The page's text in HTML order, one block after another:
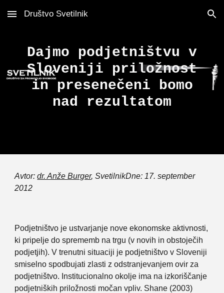
Skip to main content Skip to navigation
Društvo Svetilnik
Dajmo podjetništvu v
Sloveniji priložnost
in presenečeni bomo
nad rezultatom
Avtor: dr. Anže Burger, SvetilnikDne: 17. september
2012
Podjetništvo je ustvarjanje nove ekonomske aktivnosti,
ki pripelje do sprememb na trgu (v novih in obstoječih
podjetjih). V trenutni situaciji je podjetništvo v Sloveniji
smiselno spodbujati zlasti z odstranjevanjem ovir za
podjetništvo. Institucionalno okolje ima na izkoriščanje
podjetniških priložnosti močan vpliv. Shane (2003)